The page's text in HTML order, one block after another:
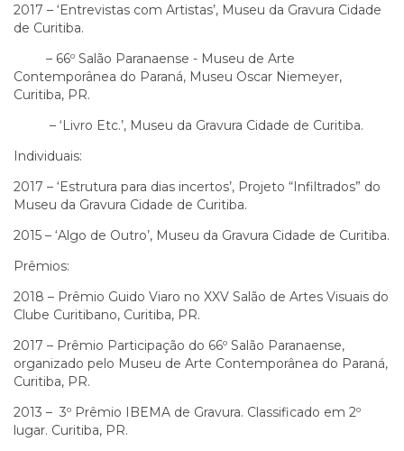
2017 – ‘Entrevistas com Artistas’, Museu da Gravura Cidade
de Curitiba.
– 66º Salão Paranaense - Museu de Arte
Contemporânea do Paraná, Museu Oscar Niemeyer,
Curitiba, PR.
– ‘Livro Etc.’, Museu da Gravura Cidade de Curitiba.
Individuais:
2017 – ‘Estrutura para dias incertos’, Projeto “Infiltrados” do
Museu da Gravura Cidade de Curitiba.
2015 – ‘Algo de Outro’, Museu da Gravura Cidade de Curitiba.
Prêmios:
2018 – Prêmio Guido Viaro no XXV Salão de Artes Visuais do
Clube Curitibano, Curitiba, PR.
2017 – Prêmio Participação do 66º Salão Paranaense,
organizado pelo Museu de Arte Contemporânea do Paraná,
Curitiba, PR.
2013 – 3º Prêmio IBEMA de Gravura. Classificado em 2º
lugar. Curitiba, PR.